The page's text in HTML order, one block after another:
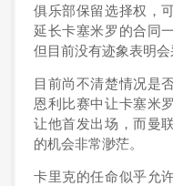
俱乐部保留选择权，
延长卡塞米罗的合同
但目前没有迹象表明会
目前尚不清楚情况是
恩利比赛中让卡塞米
让他首发出场，而曼
的机会非常渺茫。
卡里克的任命似乎允